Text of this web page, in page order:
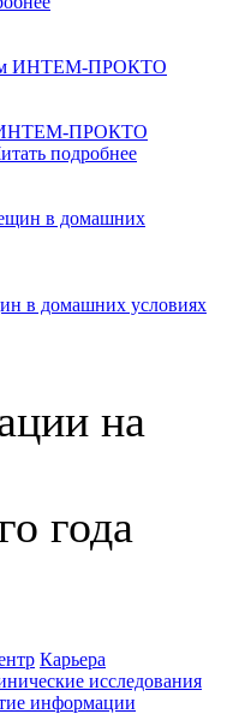
ИНТЕМ-ПРОКТО
подробнее
в домашних условиях
на
года
Карьера
исследования
информации